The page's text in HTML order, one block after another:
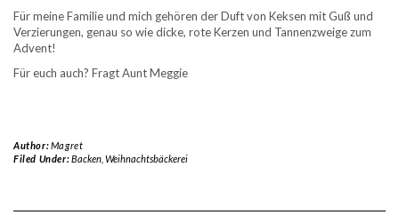
Für meine Familie und mich gehören der Duft von Keksen mit Guß und
Verzierungen, genau so wie dicke, rote Kerzen und Tannenzweige zum
Advent!
Für euch auch? Fragt Aunt Meggie
Author:Magret
Filed Under:Backen, Weihnachtsbäckerei